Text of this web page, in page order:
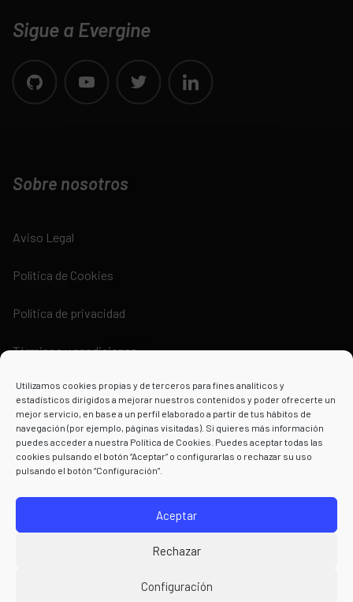
Utilizamos cookies propias y de terceros para fines analíticos y
estadísticos dirigidos a mejorar nuestros contenidos y poder ofrecerte un
mejor servicio, en base a un perfil elaborado a partir de tus hábitos de
navegación (por ejemplo, páginas visitadas). Si quieres más información
puedes acceder a nuestra Política de Cookies. Puedes aceptar todas las
cookies pulsando el botón “Aceptar” o configurarlas o rechazar su uso
pulsando el botón “Configuración”.
Aceptar
Rechazar
Configuración
Sigue a Evergine
Sobre nosotros
Aviso Legal
Política de Cookies
Política de privacidad
Términos y condiciones
Powered by